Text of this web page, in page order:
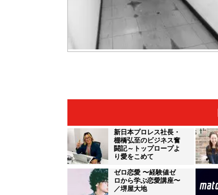
新日本プロレス社長・
棚橋弘至のビジネス奮
闘記～トップロープよ
り愛をこめて
ゼロ恋愛 〜経験値ゼ
ロから学ぶ恋愛講座〜
／堺屋大地